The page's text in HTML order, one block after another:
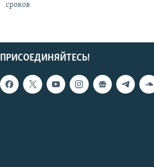
сроков
ПРИСОЕДИНЯЙТЕСЬ!